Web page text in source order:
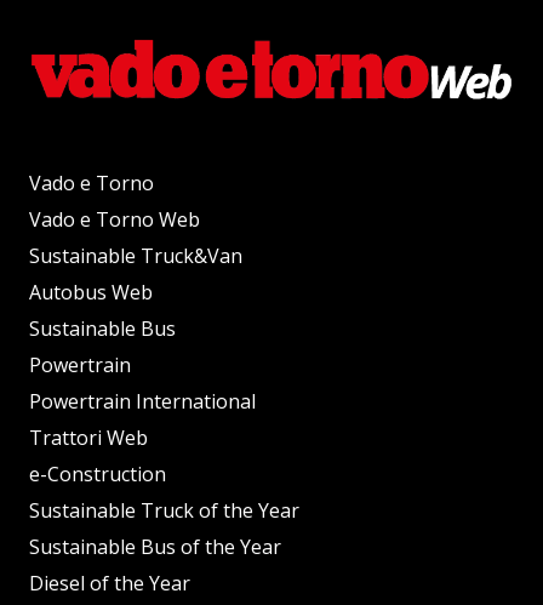
Vado e Torno
Vado e Torno Web
Sustainable Truck&Van
Autobus Web
Sustainable Bus
Powertrain
Powertrain International
Trattori Web
e-Construction
Sustainable Truck of the Year
Sustainable Bus of the Year
Diesel of the Year